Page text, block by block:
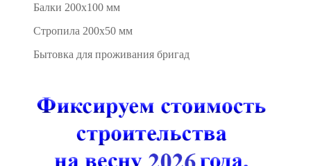
Балки 200х100 мм
Стропила 200х50 мм
Бытовка для проживания бригад